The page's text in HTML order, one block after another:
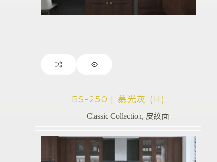
BS-250 | 慕光灰 (H)
Classic Collection, 皮紋面